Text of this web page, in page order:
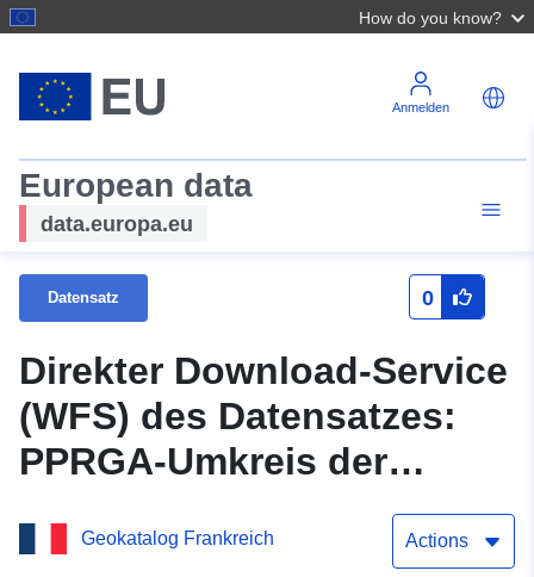
How do you know?
Anmelden
European data
data.europa.eu
Datensatz 0
Direkter Download-Service
(WFS) des Datensatzes:
PPRGA-Umkreis der
Gemeinde Saint-Martin-
Gimois (Gers)
Geokatalog Frankreich Actions